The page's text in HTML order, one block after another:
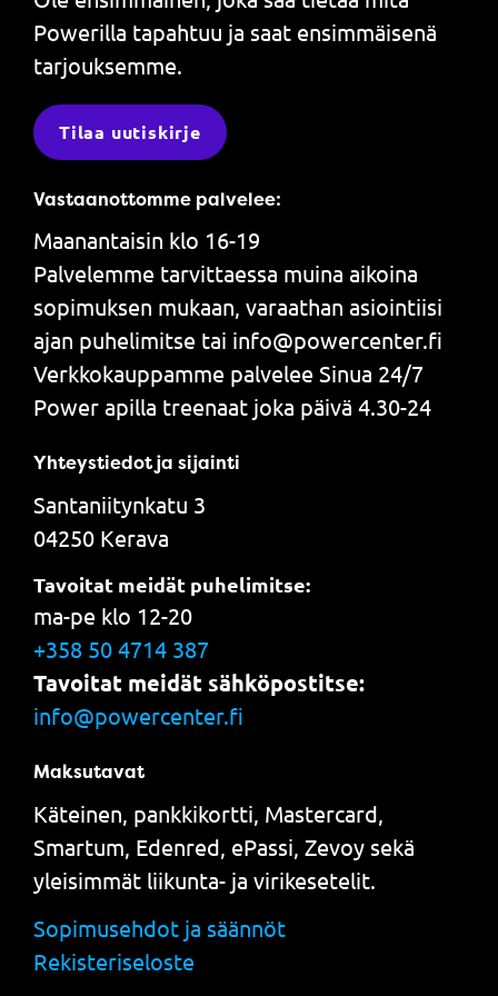
Powerilla tapahtuu ja saat ensimmäisenä
tarjouksemme.
Tilaa uutiskirje
Vastaanottomme palvelee:
Maanantaisin klo 16-19
Palvelemme tarvittaessa muina aikoina
sopimuksen mukaan, varaathan asiointiisi
ajan puhelimitse tai info@powercenter.fi
Verkkokauppamme palvelee Sinua 24/7
Power apilla treenaat joka päivä 4.30-24
Yhteystiedot ja sijainti
Santaniitynkatu 3
04250 Kerava
Tavoitat meidät puhelimitse:
ma-pe klo 12-20
+358 50 4714 387
Tavoitat meidät sähköpostitse:
info@powercenter.fi
Maksutavat
Käteinen, pankkikortti, Mastercard,
Smartum, Edenred, ePassi, Zevoy sekä
yleisimmät liikunta- ja virikesetelit.
Sopimusehdot ja säännöt
Rekisteriseloste